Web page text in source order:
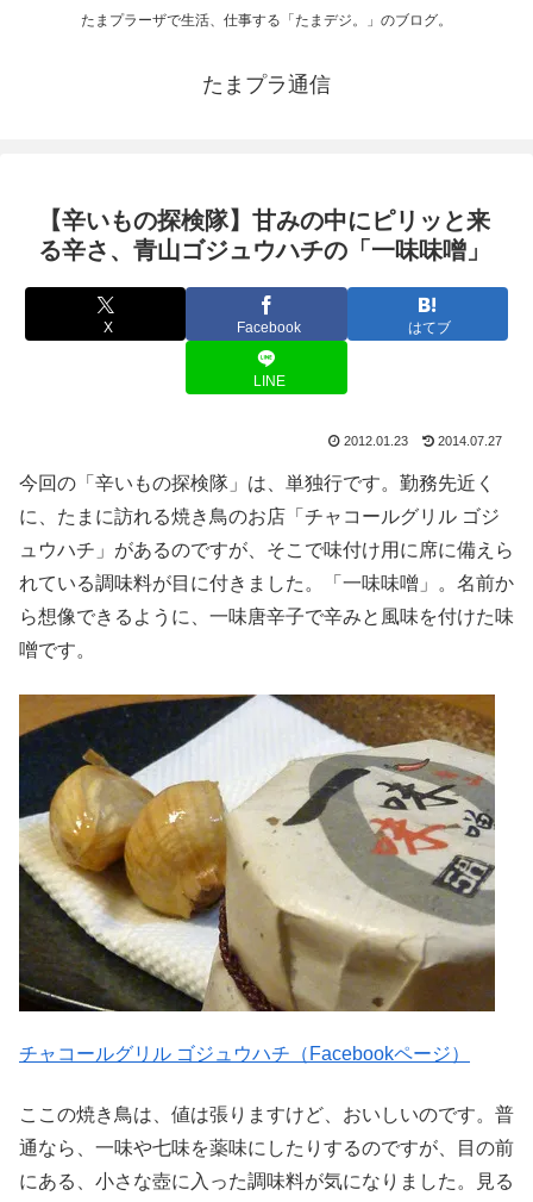
たまプラーザで生活、仕事する「たまデジ。」のブログ。
たまプラ通信
【辛いもの探検隊】甘みの中にピリッと来
る辛さ、青山ゴジュウハチの「一味味噌」
X Facebook はてブ
LINE
2012.01.23 2014.07.27
今回の「辛いもの探検隊」は、単独行です。勤務先近く
に、たまに訪れる焼き鳥のお店「チャコールグリル ゴジ
ュウハチ」があるのですが、そこで味付け用に席に備えら
れている調味料が目に付きました。「一味味噌」。名前か
ら想像できるように、一味唐辛子で辛みと風味を付けた味
噌です。
チャコールグリル ゴジュウハチ（Facebookページ）
ここの焼き鳥は、値は張りますけど、おいしいのです。普
通なら、一味や七味を薬味にしたりするのですが、目の前
にある、小さな壺に入った調味料が気になりました。見る